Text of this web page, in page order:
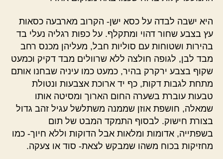
היא ישבה לבדה על כסא ישן- הקרוב מארבעה כסאות
עץ בצבע שחור דהוי ומתקלף. על כפות רגליה נעלי בד
בהירות ושטוחות עם סוליות חבל, מעליהן מכנס רחב
מבד לבן, לגופה חולצה ללא שרוולים מבד דקיק וכמעט
שקוף בצבע ירקרק בהיר, כמעט כמו עיניה שבחנו אותם
מתחת לגבות דקות, כף יד ארוכת אצבעות ונטולת
טבעות עוברת בשערה החום הארוך ומסיטה אותו
שמאלה, חושפת אוזן שממנה משתלשל עגיל זהב גדול
בצורת חישוק. לבסוף התמקד המבט של תום
בשפתייה, אדומות ומלאות אבל הדוקות וללא חיוך- כמו
מחזיקות בכוח משהו שמבקש לצאת- סוד או צעקה.